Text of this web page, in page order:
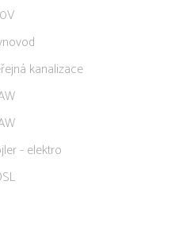
kanalizace
- elektro